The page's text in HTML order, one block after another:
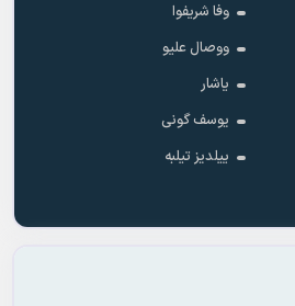
وفا شریفوا
ووصال علیو
یاشار
یوسف گونی
ییلدیز تیلبه